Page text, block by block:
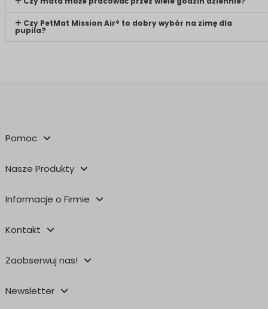
Czy PetMat Mission Air® to dobry wybór na zimę dla
pupila?
Pomoc
Nasze Produkty
Informacje o Firmie
Kontakt
Zaobserwuj nas!
Newsletter